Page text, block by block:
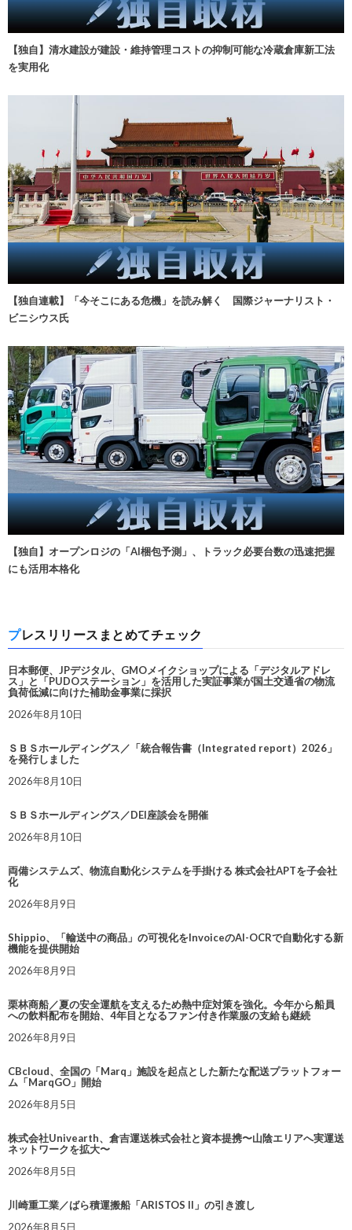
【独自】清水建設が建設・維持管理コストの抑制可能な冷蔵倉庫新工法
を実用化
【独自連載】「今そこにある危機」を読み解く 国際ジャーナリスト・
ビニシウス氏
【独自】オープンロジの「AI梱包予測」、トラック必要台数の迅速把握
にも活用本格化
プレスリリースまとめてチェック
日本郵便、JPデジタル、GMOメイクショップによる「デジタルアドレ
ス」と「PUDOステーション」を活用した実証事業が国土交通省の物流
負荷低減に向けた補助金事業に採択
2026年8月10日
ＳＢＳホールディングス／「統合報告書（Integrated report）2026」
を発行しました
2026年8月10日
ＳＢＳホールディングス／DEI座談会を開催
2026年8月10日
両備システムズ、物流自動化システムを手掛ける 株式会社APTを子会社
化
2026年8月9日
Shippio、「輸送中の商品」の可視化をInvoiceのAI-OCRで自動化する新
機能を提供開始
2026年8月9日
栗林商船／夏の安全運航を支えるため熱中症対策を強化。今年から船員
への飲料配布を開始、4年目となるファン付き作業服の支給も継続
2026年8月9日
CBcloud、全国の「Marq」施設を起点とした新たな配送プラットフォー
ム「MarqGO」開始
2026年8月5日
株式会社Univearth、倉吉運送株式会社と資本提携〜山陰エリアへ実運送
ネットワークを拡大〜
2026年8月5日
川崎重工業／ばら積運搬船「ARISTOS II」の引き渡し
2026年8月5日